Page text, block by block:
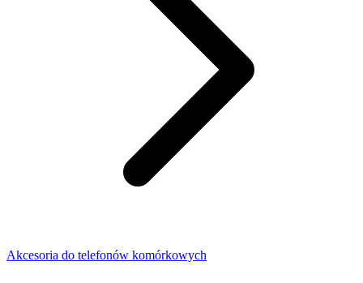
Akcesoria do telefonów komórkowych